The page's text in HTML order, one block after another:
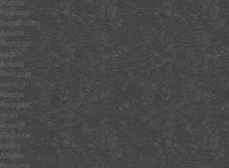
Rechazar
$constructor
Aceptar
Rechazar
each
Aceptar
Rechazar
clone
Aceptar
Rechazar
clean
Aceptar
Rechazar
invoke
Aceptar
Rechazar